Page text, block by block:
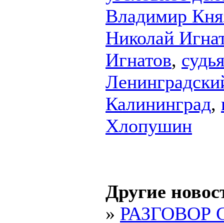
Владимир
Николай
Игнатов,
Калининград,
Хлопушин
Другие
» РАЗГОВОР